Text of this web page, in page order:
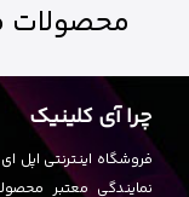
محصولات
چرا آی کلینیک
فروشگاه اینترنتی اپل
نمایندگی معتبر